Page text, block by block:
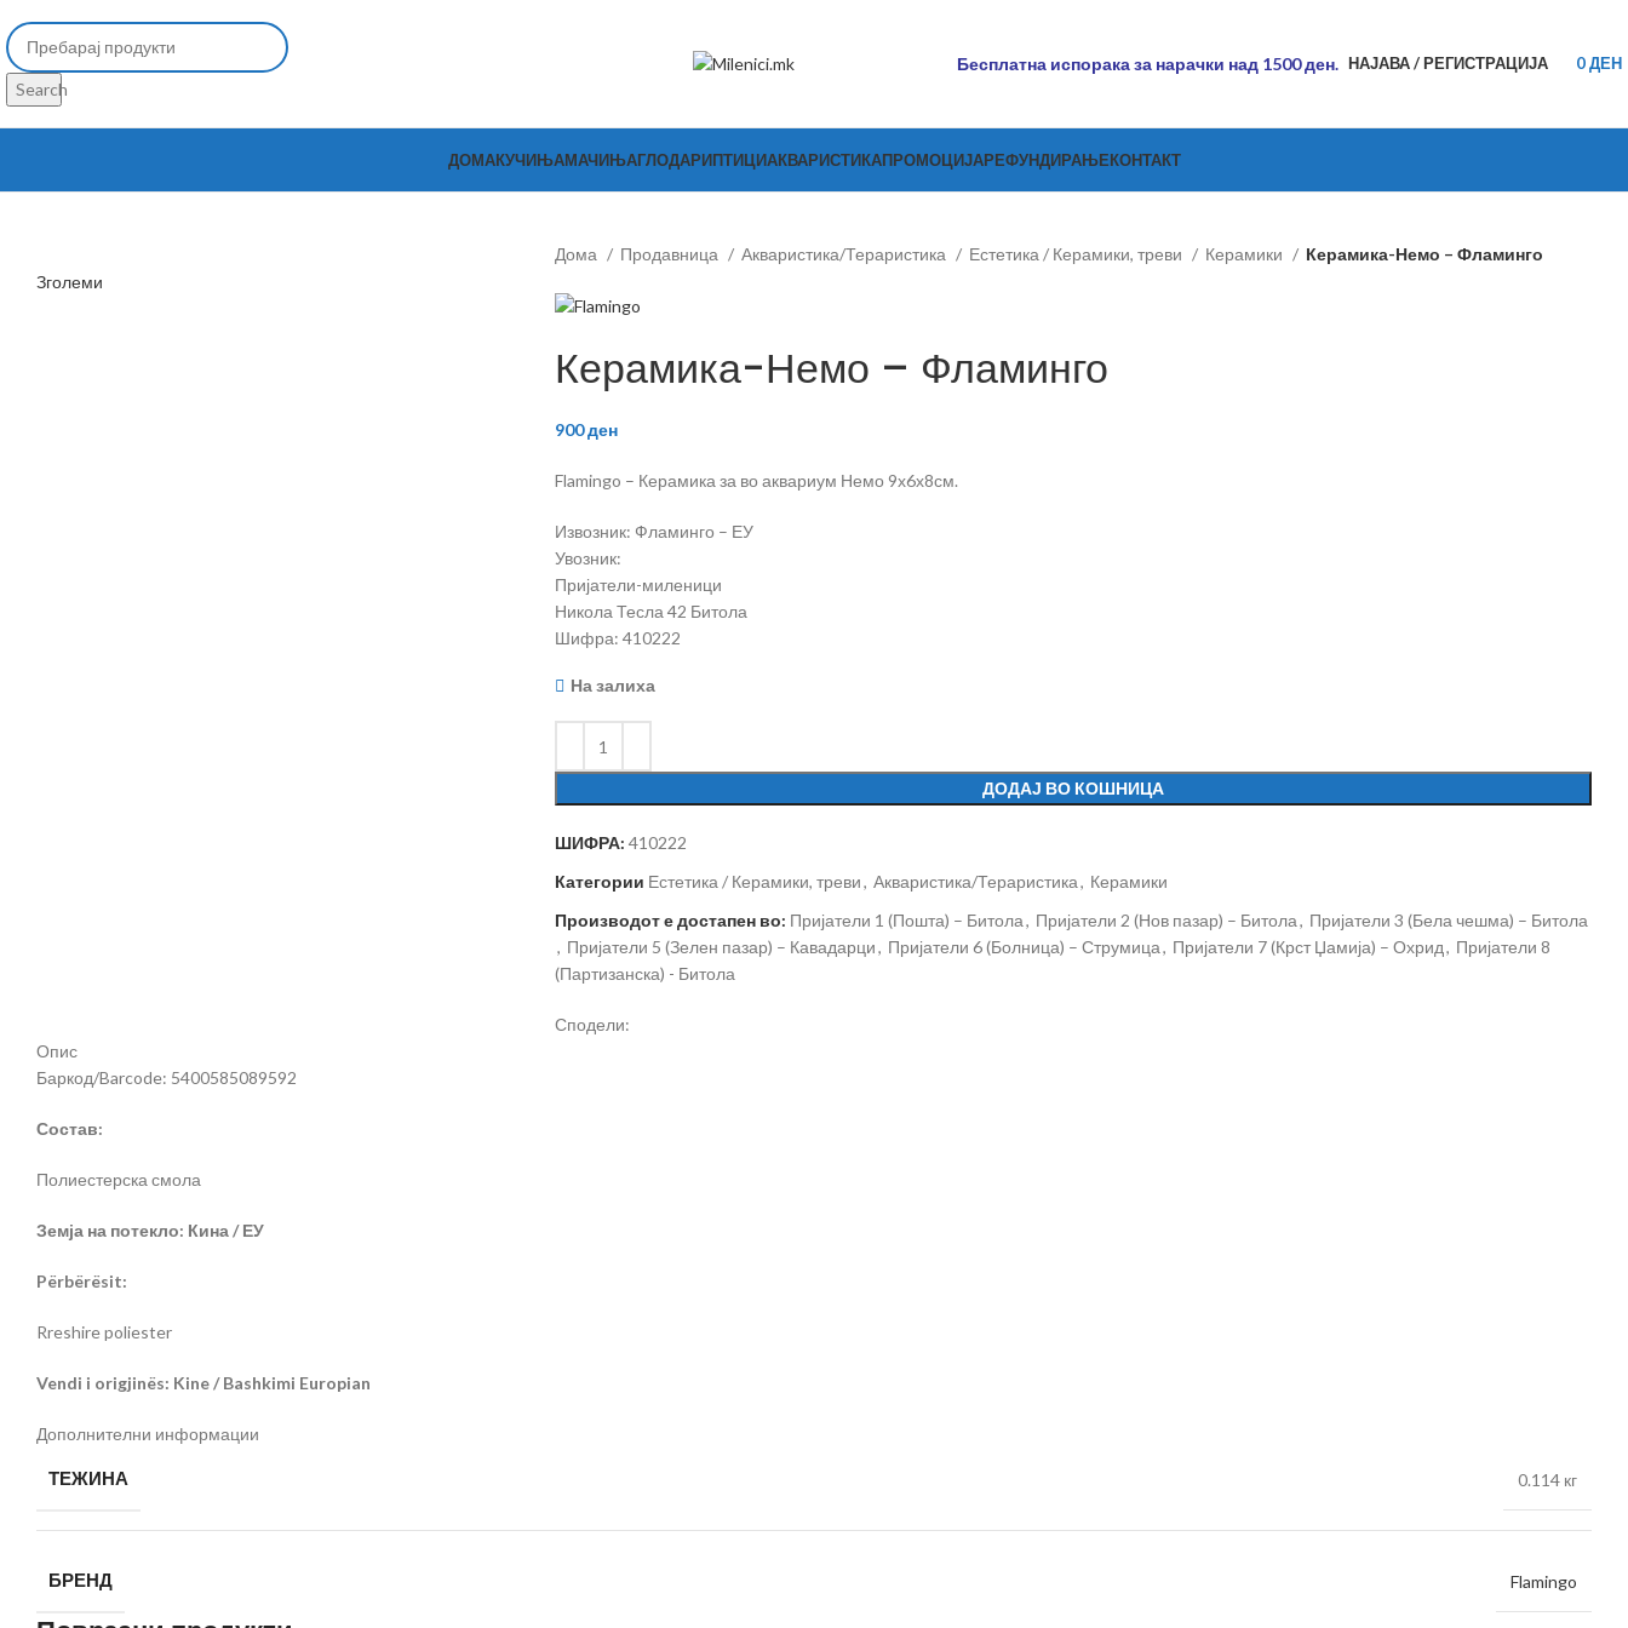
Search
Бесплатна испорака за нарачки над 1500 ден. НАЈАВА / РЕГИСТРАЦИЈА 0ДЕН
ДОМАКУЧИЊАМАЧИЊАГЛОДАРИПТИЦИАКВАРИСТИКАПРОМОЦИЈАРЕФУНДИРАЊЕКОНТАКТ
Зголеми
Дома Продавница Акваристика/Тераристика Естетика / Керамики, треви Керамики Керамика-Немо – Фламинго
Керамика-Немо – Фламинго
900ден
Flamingo – Керамика за во аквариум Немо 9х6х8см.
Извозник: Фламинго – ЕУ
Увозник:
Пријатели-миленици
Никола Тесла 42 Битола
Шифра: 410222
На залиха
ДОДАЈ ВО КОШНИЦА
ШИФРА: 410222
Категории Естетика / Керамики, треви, Акваристика/Тераристика, Керамики
Производот е достапен во: Пријатели 1 (Пошта) – Битола, Пријатели 2 (Нов пазар) – Битола, Пријатели 3 (Бела чешма) – Битола
, Пријатели 5 (Зелен пазар) – Кавадарци, Пријатели 6 (Болница) – Струмица, Пријатели 7 (Крст Џамија) – Охрид, Пријатели 8
(Партизанска) - Битола
Сподели:
Опис
Баркод/Barcode: 5400585089592
Состав:
Полиестерска смола
Земја на потекло: Кина / ЕУ
Përbërësit:
Rreshire poliester
Vendi i origjinës: Kine / Bashkimi Europian
Дополнителни информации
ТЕЖИНА 0.114 кг
БРЕНД Flamingo